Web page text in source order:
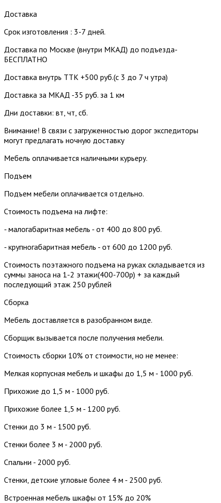
Доставка
Срок изготовления : 3-7 дней.
Доставка по Москве (внутри МКАД) до подъезда-
БЕСПЛАТНО
Доставка внутрь ТТК +500 руб.(с 3 до 7 ч утра)
Доставка за МКАД -35 руб. за 1 км
Дни доставки: вт, чт, сб.
Внимание! В связи с загруженностью дорог экспедиторы
могут предлагать ночную доставку
Мебель оплачивается наличными курьеру.
Подъем
Подъем мебели оплачивается отдельно.
Стоимость подъема на лифте:
- малогабаритная мебель - от 400 до 800 руб.
- крупногабаритная мебель - от 600 до 1200 руб.
Стоимость поэтажного подъема на руках складывается из
суммы заноса на 1-2 этажи(400-700р) + за каждый
последующий этаж 250 рублей
Сборка
Мебель доставляется в разобранном виде.
Сборщик вызывается после получения мебели.
Стоимость сборки 10% от стоимости, но не менее:
Мелкая корпусная мебель и шкафы до 1,5 м - 1000 руб.
Прихожие до 1,5 м - 1000 руб.
Прихожие более 1,5 м - 1200 руб.
Стенки до 3 м - 1500 руб.
Стенки более 3 м - 2000 руб.
Спальни - 2000 руб.
Стенки, детские угловые более 4 м - 2500 руб.
Встроенная мебель шкафы от 15% до 20%